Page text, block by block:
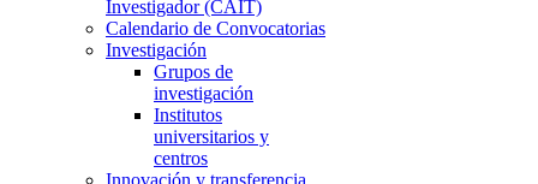
Investigador (CAIT)
Calendario de Convocatorias
Investigación
Grupos de
investigación
Institutos
universitarios y
centros